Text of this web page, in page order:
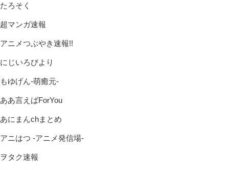
たろそく
超マンガ速報
アニメつぶやき速報!!
にじいろびより
もゆげん-萌癒元-
ああ言えばForYou
あにまんchまとめ
アニはつ -アニメ発信場-
ヲタク速報